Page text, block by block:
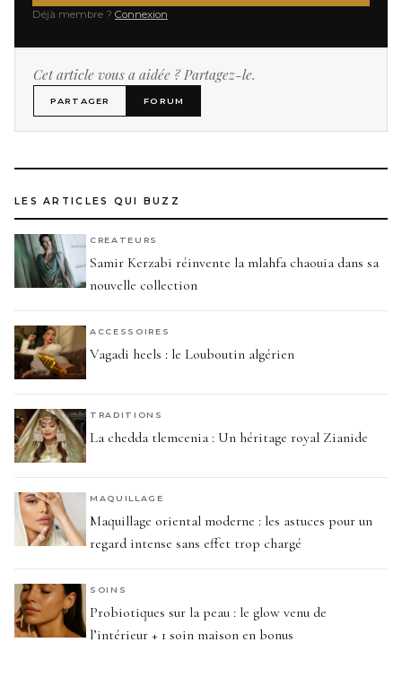
Déjà membre ? Connexion
Cet article vous a aidée ? Partagez-le.
PARTAGER FORUM
LES ARTICLES QUI BUZZ
CREATEURS
Samir Kerzabi réinvente la mlahfa chaouia dans sa
nouvelle collection
ACCESSOIRES
Vagadi heels : le Louboutin algérien
TRADITIONS
La chedda tlemcenia : Un héritage royal Zianide
MAQUILLAGE
Maquillage oriental moderne : les astuces pour un
regard intense sans effet trop chargé
SOINS
Probiotiques sur la peau : le glow venu de
l’intérieur + 1 soin maison en bonus